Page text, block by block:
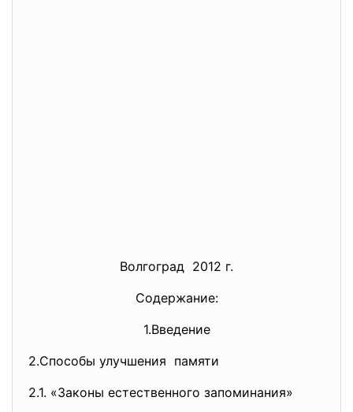
Волгоград 2012 г.
Содержание:
1.Введение
2.Способы улучшения памяти
2.1. «Законы естественного запоминания»